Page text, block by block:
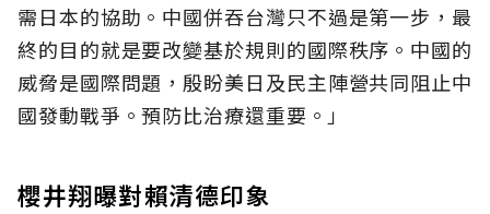
需日本的協助。中國併吞台灣只不過是第一步，最
終的目的就是要改變基於規則的國際秩序。中國的
威脅是國際問題，殷盼美日及民主陣營共同阻止中
國發動戰爭。預防比治療還重要。」
櫻井翔曝對賴清德印象